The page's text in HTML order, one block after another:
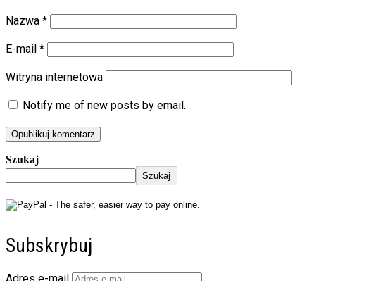
Nazwa *
E-mail *
Witryna internetowa
Notify me of new posts by email.
Szukaj
Szukaj
Subskrybuj